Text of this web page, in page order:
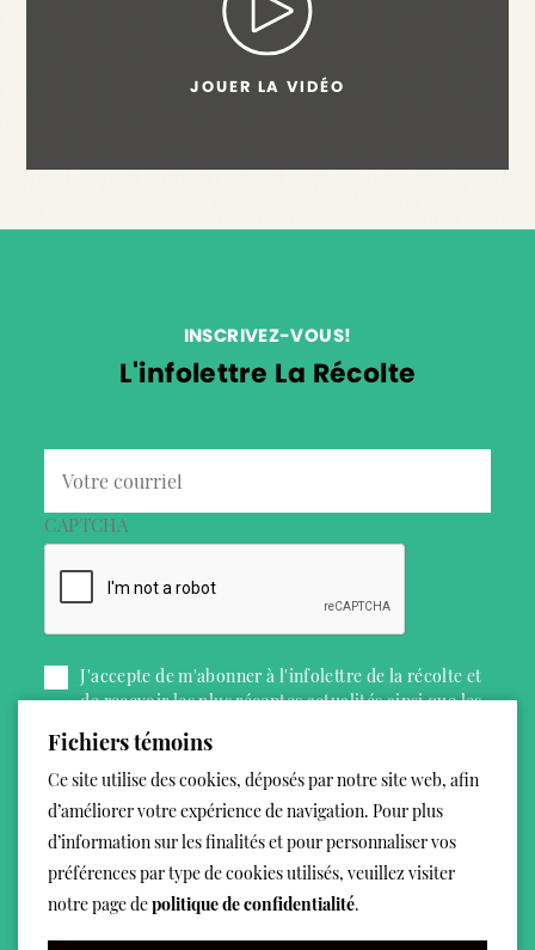
JOUER LA VIDÉO
INSCRIVEZ-VOUS!
L'infolettre La Récolte
CAPTCHA
J'accepte de m'abonner à l'infolettre de la récolte et
de recevoir les plus récentes actualités ainsi que les
offres promotionnelles.
Je m'inscris
Fichiers témoins
Ce site utilise des cookies, déposés par notre site web, afin
d’améliorer votre expérience de navigation. Pour plus
d’information sur les finalités et pour personnaliser vos
préférences par type de cookies utilisés, veuillez visiter
notre page de politique de confidentialité.